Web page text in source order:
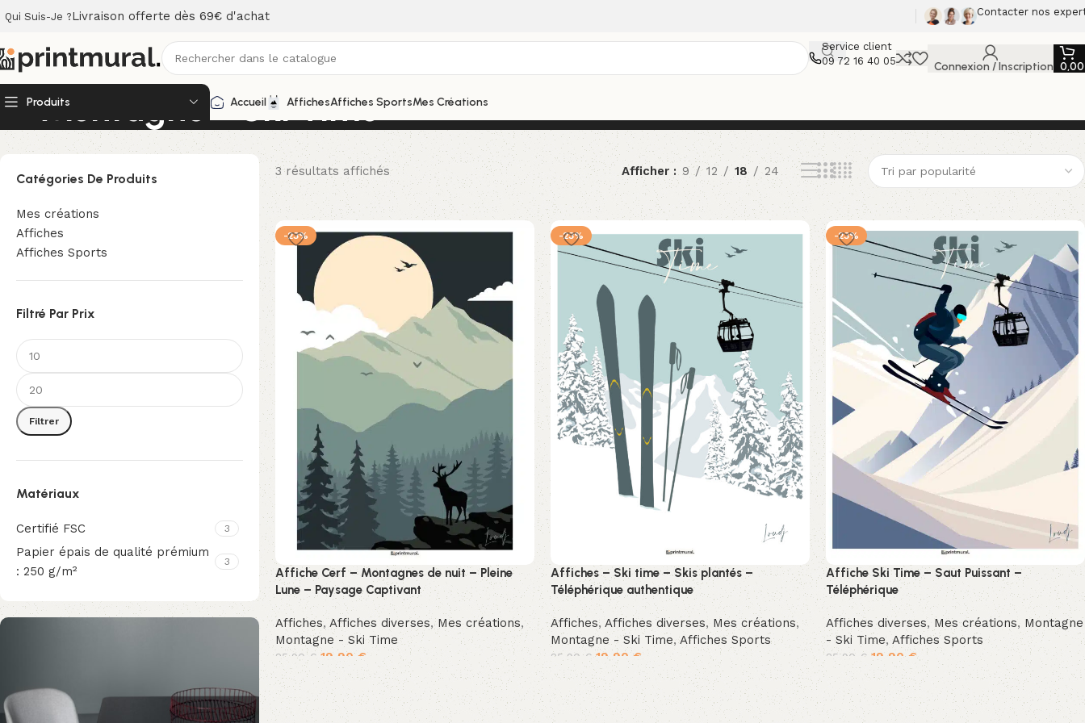
Qui Suis-Je ?Livraison offerte dès 69€ d'achat Contacter nos
Service client
09 72 16 40 05
Connexion / Inscription
Produits Accueil AffichesAffiches SportsMes Créations
Montagne - Ski Time
Catégories De Produits
Mes créations
Affiches
Affiches Sports
Filtré Par Prix
Filtrer
Matériaux
Certifié FSC 3
Papier épais de qualité prémium
: 250 g/m²
3
3 résultats affichés Afficher 9 12 18 24
-23%
Affiche Cerf – Montagnes de nuit – Pleine
Lune – Paysage Captivant
Affiches, Affiches diverses,Mes créations,
Montagne - Ski Time
25,90€ 19,90€
Ajouter au panier
-23%
Affiches – Ski time – Skis plantés –
Téléphérique authentique
Affiches, Affiches diverses, Mes créations,
Montagne - Ski Time,Affiches Sports
25,90€ 19,90 €
Ajouter au panier
-23%
Affiche Ski Time – Saut Puissant –
Téléphérique
Affiches diverses, Mes créations, Montagne
- Ski Time, Affiches Sports
25,90 € 19,90€
Ajouter au panier